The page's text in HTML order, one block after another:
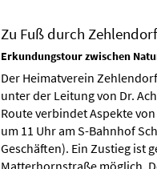
Zu Fuß durch Zehlendorf
Erkundungstour zwischen
Der Heimatverein
unter der Leitung von Dr.
Route verbindet Aspekte
um 11 Uhr am S-Bahnhof
Geschäften). Ein Zustieg ist